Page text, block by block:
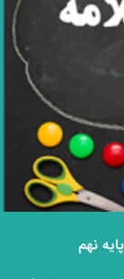
نهم